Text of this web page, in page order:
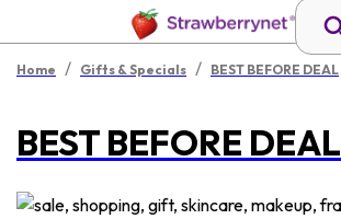
Home / Gifts & Specials / BEST BEFORE DEAL
BEST BEFORE DEAL